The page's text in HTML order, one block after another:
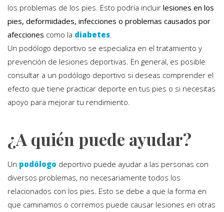
los problemas de los pies. Esto podría incluir lesiones en los
pies, deformidades, infecciones o problemas causados por
afecciones como la diabetes.
Un podólogo deportivo se especializa en el tratamiento y
prevención de lesiones deportivas. En general, es posible
consultar a un podólogo deportivo si deseas comprender el
efecto que tiene practicar deporte en tus pies o si necesitas
apoyo para mejorar tu rendimiento.
¿A quién puede ayudar?
Un podólogo deportivo puede ayudar a las personas con
diversos problemas, no necesariamente todos los
relacionados con los pies. Esto se debe a que la forma en
que caminamos o corremos puede causar lesiones en otras